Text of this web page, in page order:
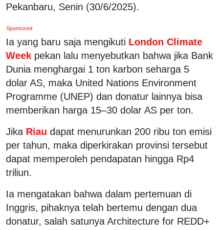
Pekanbaru, Senin (30/6/2025).
Sponsored
Ia yang baru saja mengikuti London Climate
Week pekan lalu menyebutkan bahwa jika Bank
Dunia menghargai 1 ton karbon seharga 5
dolar AS, maka United Nations Environment
Programme (UNEP) dan donatur lainnya bisa
memberikan harga 15–30 dolar AS per ton.
Jika Riau dapat menurunkan 200 ribu ton emisi
per tahun, maka diperkirakan provinsi tersebut
dapat memperoleh pendapatan hingga Rp4
triliun.
Ia mengatakan bahwa dalam pertemuan di
Inggris, pihaknya telah bertemu dengan dua
donatur, salah satunya Architecture for REDD+